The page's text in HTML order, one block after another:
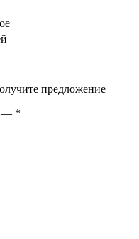
предложение
— *